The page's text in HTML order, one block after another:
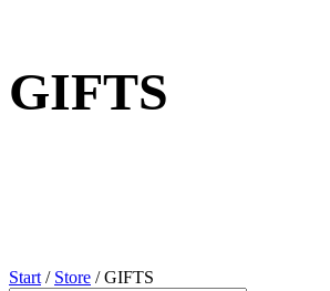
GIFTS
Start / Store / GIFTS